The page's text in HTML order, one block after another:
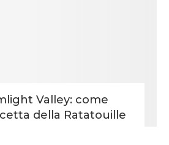
Valley: come
della Ratatouille